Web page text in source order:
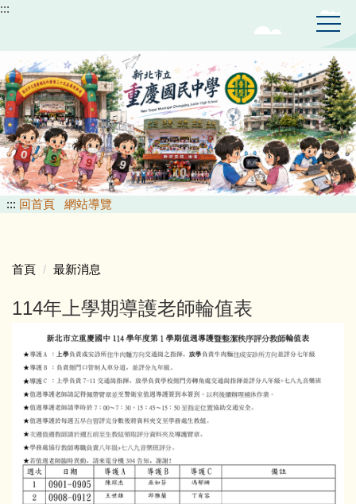
跳
內
容
區
:::
::: 回首頁 網站導覽
首頁 最新消息
114年上學期導護老師輪值表